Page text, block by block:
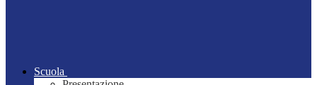
Scuola